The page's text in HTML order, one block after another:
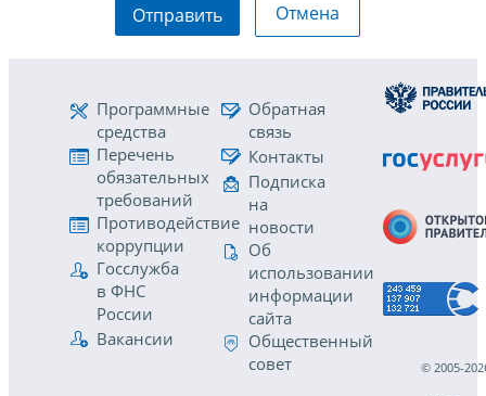
Отправить Отмена
Программные
средства
Перечень
обязательных
требований
Противодействие
коррупции
Госслужба
в ФНС
России
Вакансии
Обратная
связь
Контакты
Подписка
на
новости
Об
использовании
информации
сайта
Общественный
совет
© 2005-